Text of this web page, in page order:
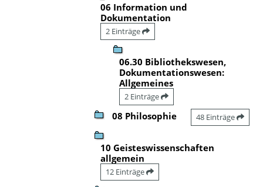
06 Information und
Dokumentation
2 Einträge
06.30 Bibliothekswesen,
Dokumentationswesen:
Allgemeines
2 Einträge
08 Philosophie 48 Einträge
10 Geisteswissenschaften
allgemein
12 Einträge